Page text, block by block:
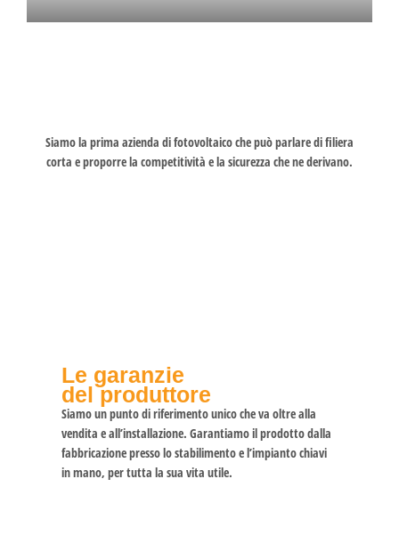
Siamo la prima azienda di fotovoltaico che può parlare di filiera
corta e proporre la competitività e la sicurezza che ne derivano.
Le garanzie
del produttore
Siamo un punto di riferimento unico che va oltre alla
vendita e all’installazione. Garantiamo il prodotto dalla
fabbricazione presso lo stabilimento e l’impianto chiavi
in mano, per tutta la sua vita utile.